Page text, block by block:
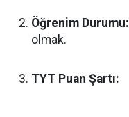
Öğrenim Durumu:
olmak.
TYT Puan Şartı: